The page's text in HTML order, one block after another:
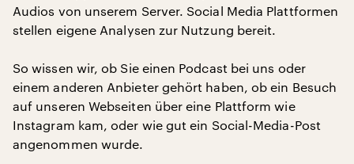
Audios von unserem Server. Social Media Plattformen
stellen eigene Analysen zur Nutzung bereit.
So wissen wir, ob Sie einen Podcast bei uns oder
einem anderen Anbieter gehört haben, ob ein Besuch
auf unseren Webseiten über eine Plattform wie
Instagram kam, oder wie gut ein Social-Media-Post
angenommen wurde.